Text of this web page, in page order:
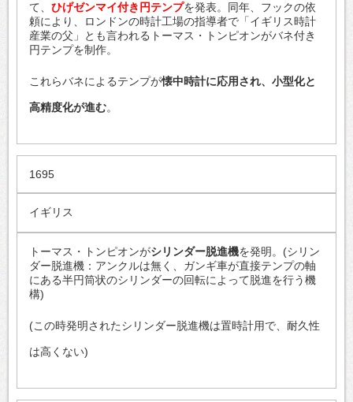
て、 ひげゼンマイ付き円テンプを発表。同年、フックの依
頼により、ロンドンの時計工場の指導者で「イギリス時計
産業の父」とも言われるトーマス・トンピオンがバネ付き
円テンプを制作。
これらバネによるテンプが懐中時計に応用され、小型化と
高精度化が進む。
1695
イギリス
トーマス・トンピオンがシリンダー脱進機を発明。(シリン
ダー脱進機：アンクルは無く、ガンギ車が直接テンプの軸
にある半円筒状のシリンダーの回転によって脱進を行う機
構)
(この時発明されたシリンダー脱進機は置時計用で、耐久性
は高くない)